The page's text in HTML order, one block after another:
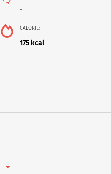
-
CALORIE:
175 kcal